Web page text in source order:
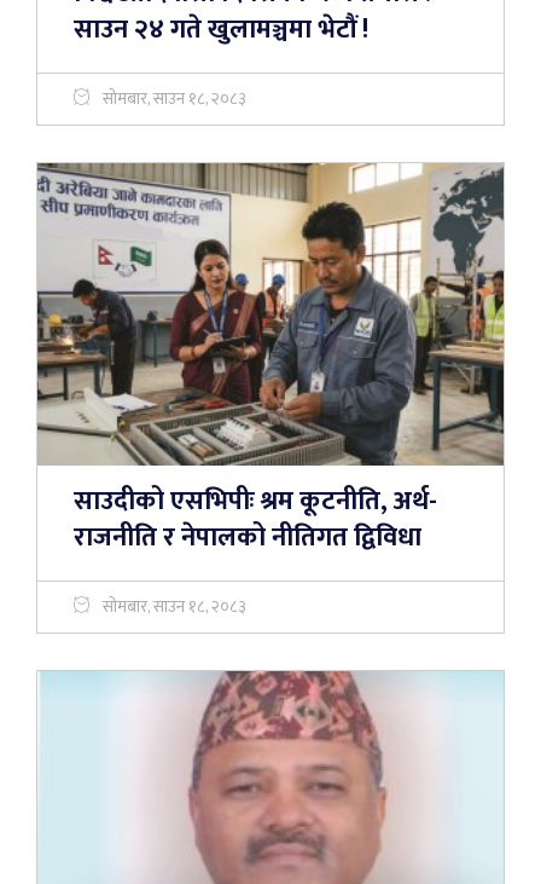
साउन २४ गते खुलामञ्चमा भेटौं !
सोमबार, साउन १८, २०८३
साउदीको एसभिपीः श्रम कूटनीति, अर्थ-
राजनीति र नेपालको नीतिगत द्विविधा
सोमबार, साउन १८, २०८३